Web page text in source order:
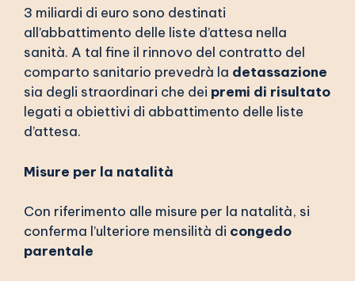
3 miliardi di euro sono destinati
all’abbattimento delle liste d’attesa nella
sanità. A tal fine il rinnovo del contratto del
comparto sanitario prevedrà la detassazione
sia degli straordinari che dei premi di risultato
legati a obiettivi di abbattimento delle liste
d’attesa.
Misure per la natalità
Con riferimento alle misure per la natalità, si
conferma l’ulteriore mensilità di congedo
parentale